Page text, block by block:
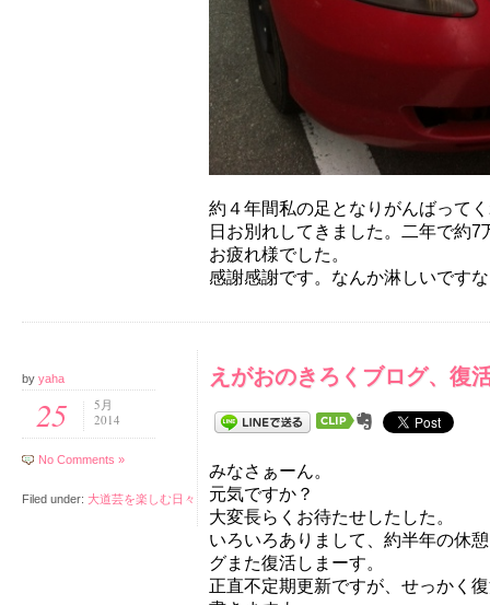
約４年間私の足となりがんばって
日お別れしてきました。二年で約
お疲れ様でした。
感謝感謝です。なんか淋しいです
by yaha
25
5月
2014
No Comments »
Filed under: 大道芸を楽しむ日々
えがおのきろくブログ、復
みなさぁーん。
元気ですか？
大変長らくお待たせしたした。
いろいろありまして、約半年の休
グまた復活しまーす。
正直不定期更新ですが、せっかく